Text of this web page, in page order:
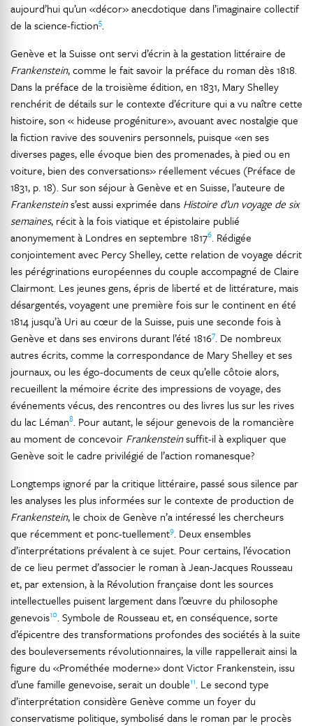
aujourd’hui qu’un «décor» anecdotique dans l’imaginaire collectif
de la science-fiction5.
Genève et la Suisse ont servi d’écrin à la gestation littéraire de
Frankenstein, comme le fait savoir la préface du roman dès 1818.
Dans la préface de la troisième édition, en 1831, Mary Shelley
renchérit de détails sur le contexte d’écriture qui a vu naître cette
histoire, son « hideuse progéniture», avouant avec nostalgie que
la fiction ravive des souvenirs personnels, puisque «en ses
diverses pages, elle évoque bien des promenades, à pied ou en
voiture, bien des conversations» réellement vécues (Préface de
1831, p. 18). Sur son séjour à Genève et en Suisse, l’auteure de
Frankensteins’est aussi exprimée dans Histoire d’un voyage de six
semaines, récit à la fois viatique et épistolaire publié
anonymement à Londres en septembre 18176. Rédigée
conjointement avec Percy Shelley, cette relation de voyage décrit
les pérégrinations européennes du couple accompagné de Claire
Clairmont. Les jeunes gens, épris de liberté et de littérature, mais
désargentés, voyagent une première fois sur le continent en été
1814 jusqu’à Uri au cœur de la Suisse, puis une seconde fois à
Genève et dans ses environs durant l’été 18167. De nombreux
autres écrits, comme la correspondance de Mary Shelley et ses
journaux, ou les égo-documents de ceux qu’elle côtoie alors,
recueillent la mémoire écrite des impressions de voyage, des
événements vécus, des rencontres ou des livres lus sur les rives
du lac Léman8. Pour autant, le séjour genevois de la romancière
au moment de concevoir Frankensteinsuffit-il à expliquer que
Genève soit le cadre privilégié de l’action romanesque?
Longtemps ignoré par la critique littéraire, passé sous silence par
les analyses les plus informées sur le contexte de production de
Frankenstein, le choix de Genève n’a intéressé les chercheurs
que récemment et ponc-tuellement9. Deux ensembles
d’interprétations prévalent à ce sujet. Pour certains, l’évocation
de ce lieu permet d’associer le roman à Jean-Jacques Rousseau
et, par extension, à la Révolution française dont les sources
intellectuelles puisent largement dans l’œuvre du philosophe
genevois10. Symbole de Rousseau et, en conséquence, sorte
d’épicentre des transformations profondes des sociétés à la suite
des bouleversements révolutionnaires, la ville rappellerait ainsi la
figure du «Prométhée moderne» dont Victor Frankenstein, issu
d’une famille genevoise, serait un double11. Le second type
d’interprétation considère Genève comme un foyer du
conservatisme politique, symbolisé dans le roman par le procès